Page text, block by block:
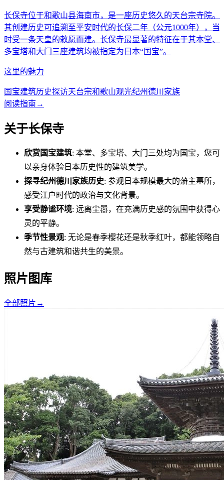
长保寺位于和歌山县海南市，是一座历史悠久的天台宗寺院。
其创建历史可追溯至平安时代的长保二年（公元1000年），当
时受一条天皇的敕愿而建。长保寺最显著的特征在于其本堂、
多宝塔和大门三座建筑均被指定为日本“国宝”。
这里的魅力
国宝建筑历史探访天台宗和歌山观光纪州德川家族
阅读指南 →
关于长保寺
欣赏国宝建筑: 本堂、多宝塔、大门三处均为国宝，您可
以亲身体验日本历史性的建筑美学。
探寻纪州德川家族历史: 参观日本规模最大的藩主墓所，
感受江户时代的政治与文化背景。
享受静谧环境: 远离尘嚣，在充满历史感的氛围中获得心
灵的平静。
季节性景观: 无论是春季樱花还是秋季红叶，都能领略自
然与古建筑和谐共生的美景。
照片图库
全部照片 →